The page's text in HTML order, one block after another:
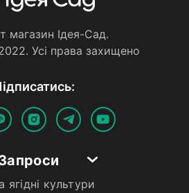
магазин Iдея-Сад.
Усi права захищено
ягідні культури